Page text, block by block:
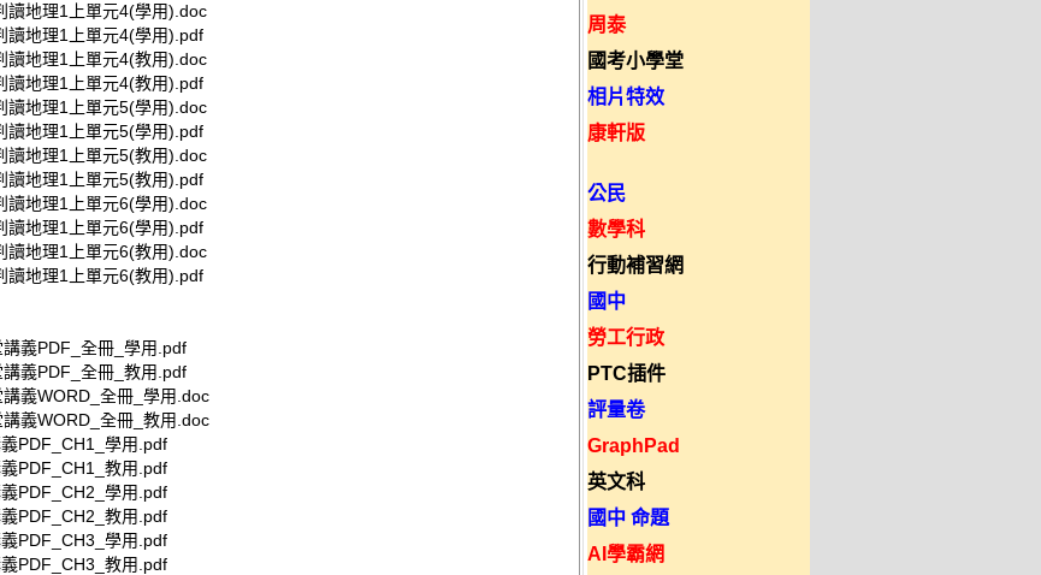
讀地理1上單元4(學用).doc
讀地理1上單元4(學用).pdf
讀地理1上單元4(教用).doc
讀地理1上單元4(教用).pdf
讀地理1上單元5(學用).doc
讀地理1上單元5(學用).pdf
讀地理1上單元5(教用).doc
讀地理1上單元5(教用).pdf
讀地理1上單元6(學用).doc
讀地理1上單元6(學用).pdf
讀地理1上單元6(教用).doc
讀地理1上單元6(教用).pdf
義PDF_全冊_學用.pdf
義PDF_全冊_教用.pdf
義WORD_全冊_學用.doc
義WORD_全冊_教用.doc
PDF_CH1_學用.pdf
PDF_CH1_教用.pdf
PDF_CH2_學用.pdf
PDF_CH2_教用.pdf
PDF_CH3_學用.pdf
PDF_CH3_教用.pdf
周泰
國考小學堂
相片特效
康軒版
公民
數學科
行動補習網
國中
勞工行政
PTC插件
評量卷
GraphPad
英文科
國中 命題
AI學霸網